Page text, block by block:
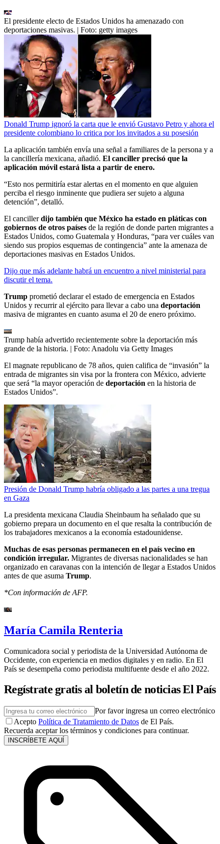
El presidente electo de Estados Unidos ha amenazado con
deportaciones masivas. | Foto: getty images
Donald Trump ignoró la carta que le envió Gustavo Petro y ahora el
presidente colombiano lo critica por los invitados a su posesión
La aplicación también envía una señal a familiares de la persona y a
la cancillería mexicana, añadió. El canciller precisó que la
aplicación móvil estará lista a partir de enero.
“Esto nos permitiría estar alertas en el momento en que alguien
perciba el riesgo inminente que pudiera ser sujeto a alguna
detención”, detalló.
El cancillerdijo también que México ha estado en pláticas con
gobiernos de otros países de la región de donde parten migrantes a
Estados Unidos, como Guatemala y Honduras, “para ver cuáles van
siendo sus propios esquemas de contingencia” ante la amenaza de
deportaciones masivas en Estados Unidos.
Dijo que más adelante habrá un encuentro a nivel ministerial para
discutir el tema.
Trump prometió declarar el estado de emergencia en Estados
Unidos y recurrir al ejército para llevar a cabo una deportación
masiva de migrantes en cuanto asuma el 20 de enero próximo.
Trump había advertido recientemente sobre la deportación más
grande de la historia. | Foto: Anadolu via Getty Images
El magnate republicano de 78 años, quien califica de “invasión” la
entrada de migrantes sin visa por la frontera con México, advierte
que será “la mayor operación de deportación en la historia de
Estados Unidos”.
Presión de Donald Trump habría obligado a las partes a una tregua
en Gaza
La presidenta mexicana Claudia Sheinbaum ha señalado que su
gobierno prepara un documento en el que resalta la contribución de
los trabajadores mexicanos a la economía estadounidense.
Muchas de esas personas permanecen en el país vecino en
condición irregular. Migrantes de diversas nacionalidades se han
organizado en caravanas con la intención de llegar a Estados Unidos
antes de que asuma Trump.
*Con información de AFP.
María Camila Renteria
Comunicadora social y periodista de la Universidad Autónoma de
Occidente, con experiencia en medios digitales y en radio. En El
País se desempeña como periodista multifuente desde el año 2022.
Regístrate gratis al boletín de noticias El País
Por favor ingresa un correo electrónico
Acepto Política de Tratamiento de Datos de El País.
Recuerda aceptar los términos y condiciones para continuar.
INSCRÍBETE AQUÍ